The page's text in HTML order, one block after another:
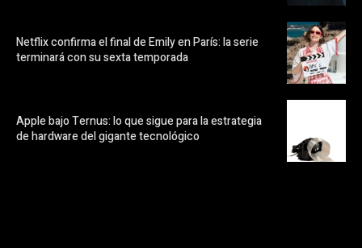
Netflix confirma el final de Emily en París: la serie
terminará con su sexta temporada
Apple bajo Ternus: lo que sigue para la estrategia
de hardware del gigante tecnológico